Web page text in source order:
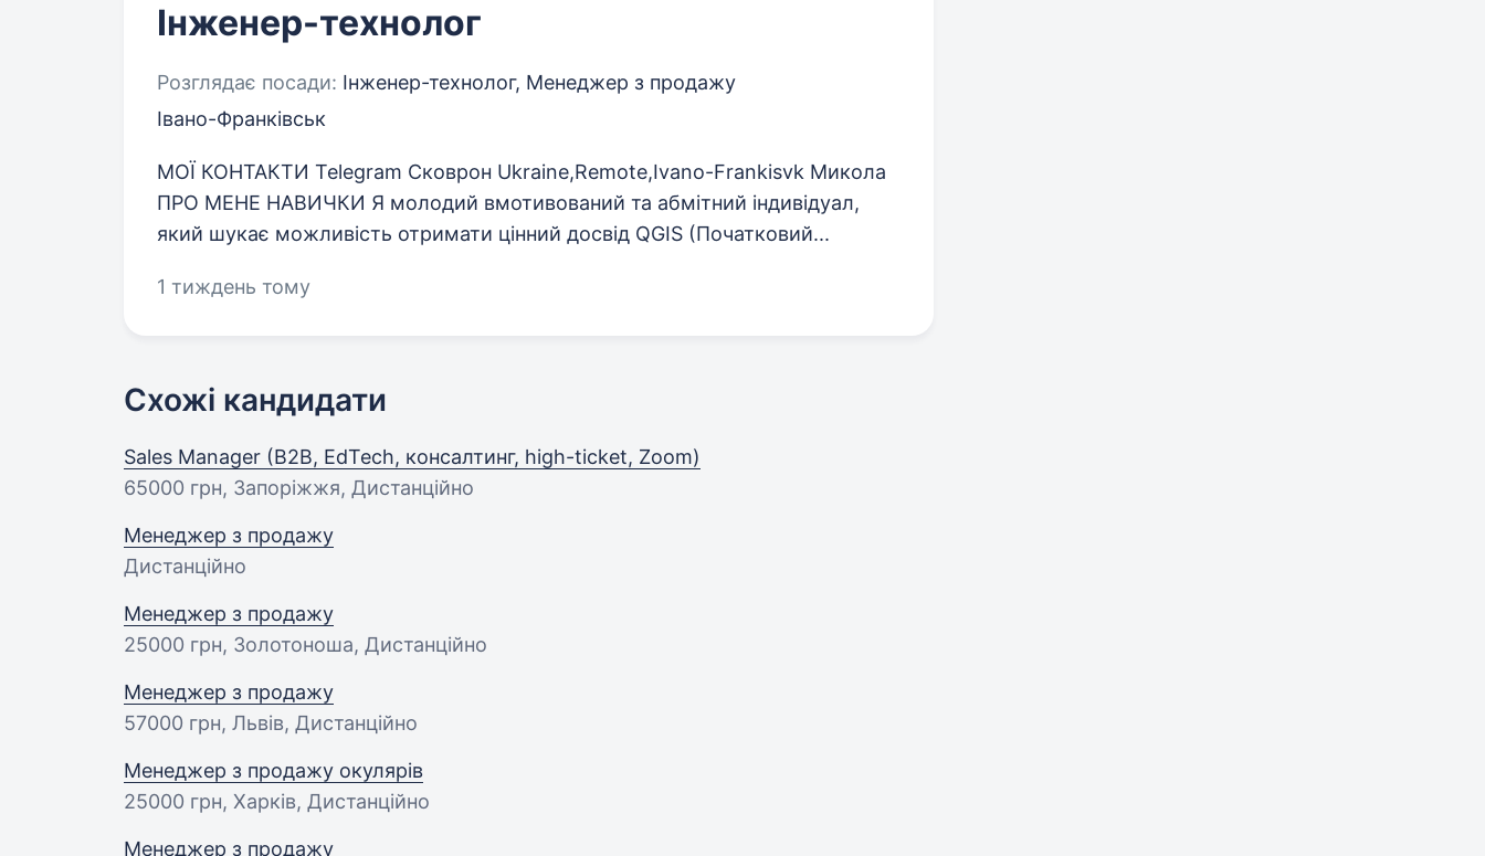
Інженер-технолог
Розглядає посади: Інженер-технолог, Менеджер з продажу
Івано-Франківськ
МОЇ КОНТАКТИ Telegram Сковрон Ukraine,Remote,Ivano-Frankisvk Микола
ПРО МЕНЕ НАВИЧКИ Я молодий вмотивований та абмітний індивідуал,
який шукає можливість отримати цінний досвід QGIS (Початковий...
1 тиждень тому
Схожі кандидати
Sales Manager (B2B, EdTech, консалтинг, high-ticket, Zoom)
65000 грн, Запоріжжя, Дистанційно
Менеджер з продажу
Дистанційно
Менеджер з продажу
25000 грн, Золотоноша, Дистанційно
Менеджер з продажу
57000 грн, Львів, Дистанційно
Менеджер з продажу окулярів
25000 грн, Харків, Дистанційно
Менеджер з продажу